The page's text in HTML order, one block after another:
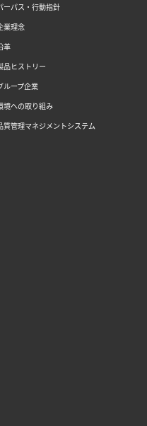
ーパス・行動指針
業理念
革
品ヒストリー
ループ企業
境への取り組み
質管理マネジメントシステム